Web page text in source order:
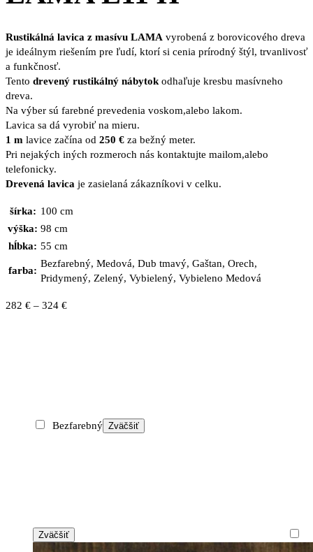
Rustikálná lavica z masívu LAMA vyrobená z borovicového dreva
je ideálnym riešením pre ľudí, ktorí si cenia prírodný štýl, trvanlivosť
a funkčnosť.
Tento drevený rustikálný nábytok odhaľuje kresbu masívneho
dreva.
Na výber sú farebné prevedenia voskom,alebo lakom.
Lavica sa dá vyrobiť na mieru.
1 m lavice začína od 250 € za bežný meter.
Pri nejakých iných rozmeroch nás kontaktujte mailom,alebo
telefonicky.
Drevená lavica je zasielaná zákazníkovi v celku.
šírka: 100 cm
výška: 98 cm
hĺbka: 55 cm
farba:
Bezfarebný, Medová, Dub tmavý, Gaštan, Orech,
Pridymený, Zelený, Vybielený, Vybieleno Medová
282 € – 324 €Price
Bezfarebný Zväčšiť
Zväčšiť